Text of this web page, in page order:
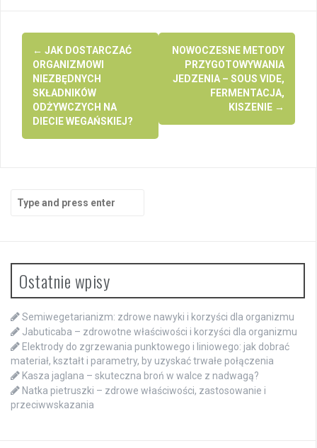
Post
navigation
← JAK DOSTARCZAĆ
ORGANIZMOWI
NIEZBĘDNYCH
SKŁADNIKÓW
ODŻYWCZYCH NA
DIECIE WEGAŃSKIEJ?
NOWOCZESNE METODY
PRZYGOTOWYWANIA
JEDZENIA – SOUS VIDE,
FERMENTACJA,
KISZENIE →
for:
Ostatnie wpisy
Semiwegetarianizm: zdrowe nawyki i korzyści dla organizmu
Jabuticaba – zdrowotne właściwości i korzyści dla organizmu
Elektrody do zgrzewania punktowego i liniowego: jak dobrać
materiał, kształt i parametry, by uzyskać trwałe połączenia
Kasza jaglana – skuteczna broń w walce z nadwagą?
Natka pietruszki – zdrowe właściwości, zastosowanie i
przeciwwskazania